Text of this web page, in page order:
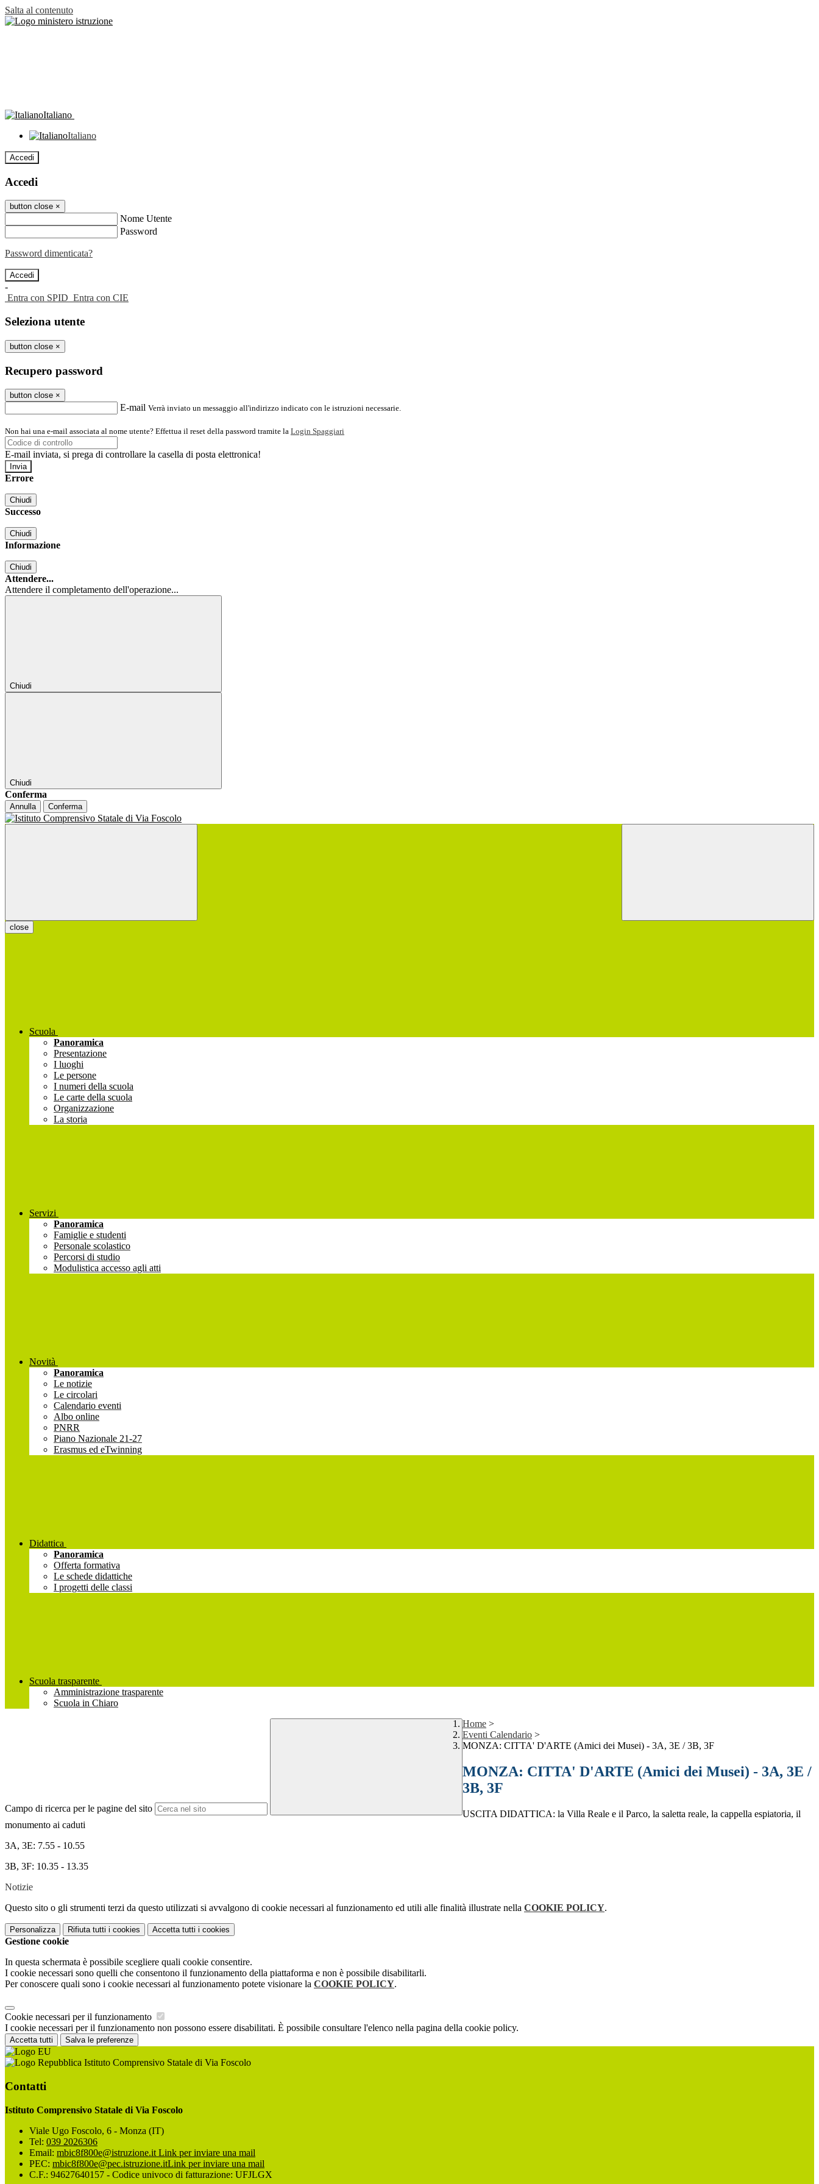
Salta al contenuto
Italiano
Italiano
Accedi
Accedi
button close ×
Nome Utente
Password
Password dimenticata?
-
Entra con SPID Entra con CIE
Seleziona utente
button close ×
Recupero password
button close ×
E-mail Verrà inviato un messaggio all'indirizzo indicato con le istruzioni necessarie.
Non hai una e-mail associata al nome utente? Effettua il reset della password tramite la Login Spaggiari
E-mail inviata, si prega di controllare la casella di posta elettronica!
Errore
Chiudi
Successo
Chiudi
Informazione
Chiudi
Attendere...
Attendere il completamento dell'operazione...
Chiudi
Chiudi
Conferma
Annulla Conferma
close
Scuola
Panoramica
Presentazione
I luoghi
Le persone
I numeri della scuola
Le carte della scuola
Organizzazione
La storia
Servizi
Panoramica
Famiglie e studenti
Personale scolastico
Percorsi di studio
Modulistica accesso agli atti
Novità
Panoramica
Le notizie
Le circolari
Calendario eventi
Albo online
PNRR
Piano Nazionale 21-27
Erasmus ed eTwinning
Didattica
Panoramica
Offerta formativa
Le schede didattiche
I progetti delle classi
Scuola trasparente
Amministrazione trasparente
Scuola in Chiaro
Campo di ricerca per le pagine del sito
Home >
Eventi Calendario >
MONZA: CITTA' D'ARTE (Amici dei Musei) - 3A, 3E / 3B, 3F
MONZA: CITTA' D'ARTE (Amici dei Musei) - 3A, 3E /
3B, 3F
USCITA DIDATTICA: la Villa Reale e il Parco, la saletta reale, la cappella espiatoria, il
monumento ai caduti
3A, 3E: 7.55 - 10.55
3B, 3F: 10.35 - 13.35
Notizie
Questo sito o gli strumenti terzi da questo utilizzati si avvalgono di cookie necessari al funzionamento ed utili alle finalità illustrate nella COOKIE POLICY.
Personalizza Rifiuta tutti i cookies Accetta tutti i cookies
Gestione cookie
In questa schermata è possibile scegliere quali cookie consentire.
I cookie necessari sono quelli che consentono il funzionamento della piattaforma e non è possibile disabilitarli.
Per conoscere quali sono i cookie necessari al funzionamento potete visionare la COOKIE POLICY.
Cookie necessari per il funzionamento
I cookie necessari per il funzionamento non possono essere disabilitati. È possibile consultare l'elenco nella pagina della cookie policy.
Accetta tutti Salva le preferenze
Istituto Comprensivo Statale di Via Foscolo
Contatti
Istituto Comprensivo Statale di Via Foscolo
Viale Ugo Foscolo, 6 - Monza (IT)
Tel: 039 2026306
Email: mbic8f800e@istruzione.it Link per inviare una mail
PEC: mbic8f800e@pec.istruzione.itLink per inviare una mail
C.F.: 94627640157 - Codice univoco di fatturazione: UFJLGX